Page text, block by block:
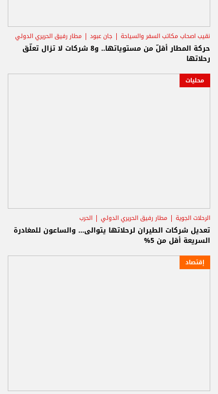
نقيب اصحاب مكاتب السفر والسياحة جان عبود مطار رفيق الحريري الدولي
حركة المطار أقلّ من مستوياتها.. و8 شركات لا تزال تعلّق
رحلاتها
محليات
الرحلات الجوية مطار رفيق الحريري الدولي الحرب
تعديل شركات الطيران لرحلاتها يتوالى... والساعون للمغادرة
السريعة أقل من 5%
إقتصاد